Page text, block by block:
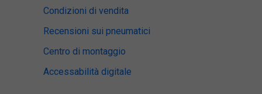
Condizioni di vendita
Recensioni sui pneumatici
Centro di montaggio
Accessabilità digitale